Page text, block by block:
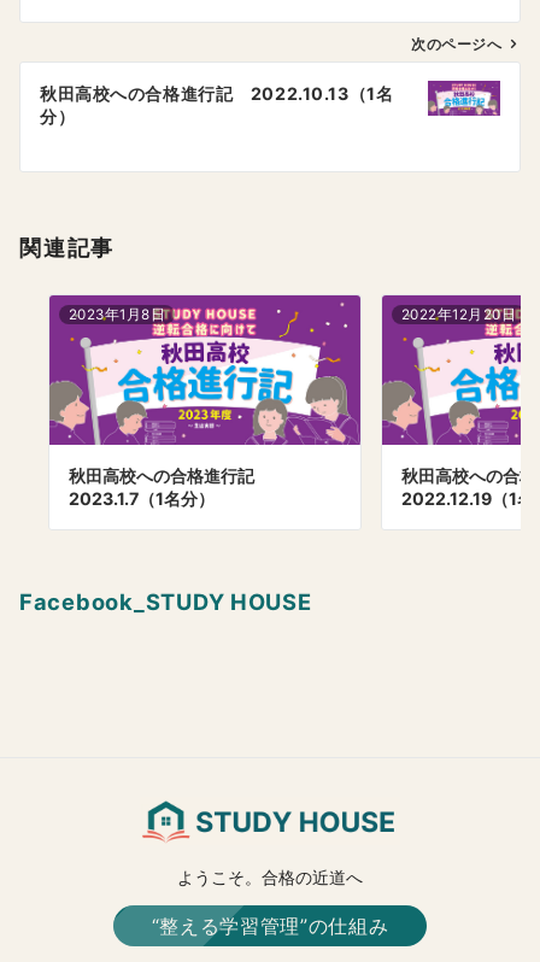
ビ
ン
次のページへ
秋田高校への合格進行記 2022.10.13（1名
分）
関連記事
2023年1月8日
秋田高校への合格進行記
2023.1.7（1名分）
2022年12月20日
秋田高校への合
2022.12.19（1名
Facebook_STUDY HOUSE
ようこそ。合格の近道へ
“整える学習管理”の仕組み